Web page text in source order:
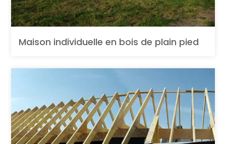
Maison individuelle en bois de plain pied